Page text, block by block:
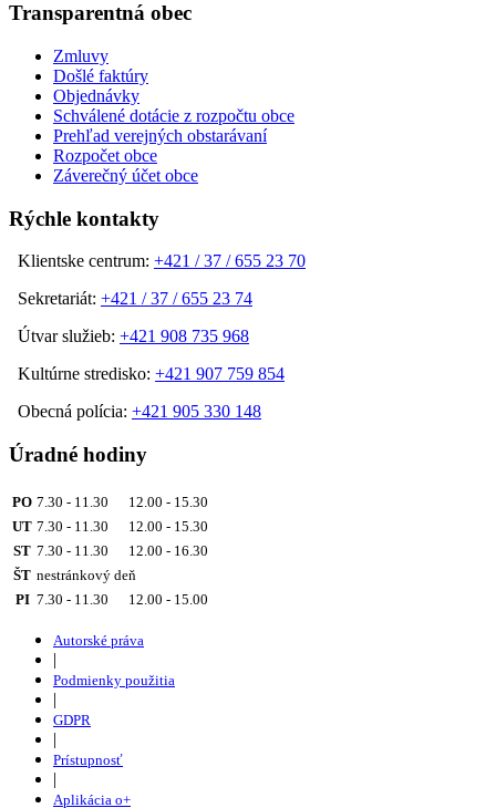
Transparentná obec
Zmluvy
Došlé faktúry
Objednávky
Schválené dotácie z rozpočtu obce
Prehľad verejných obstarávaní
Rozpočet obce
Záverečný účet obce
Rýchle kontakty
Klientske centrum: +421 / 37 / 655 23 70
Sekretariát: +421 / 37 / 655 23 74
Útvar služieb: +421 908 735 968
Kultúrne stredisko: +421 907 759 854
Obecná polícia: +421 905 330 148
Úradné hodiny
PO 7.30 - 11.30 12.00 - 15.30
UT 7.30 - 11.30 12.00 - 15.30
ST 7.30 - 11.30 12.00 - 16.30
ŠT nestránkový deň
PI 7.30 - 11.30 12.00 - 15.00
Autorské práva
|
Podmienky použitia
|
GDPR
|
Prístupnosť
|
Aplikácia o+